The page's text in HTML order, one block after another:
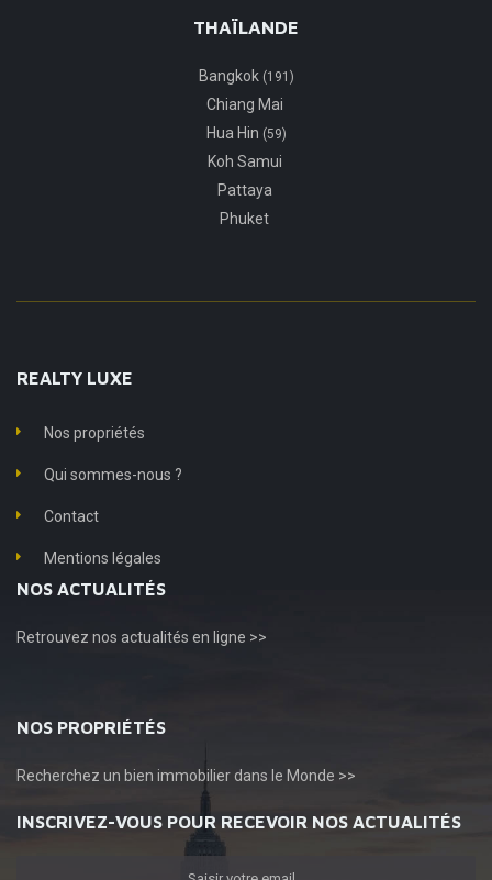
THAÏLANDE
Bangkok (191)
Chiang Mai
Hua Hin (59)
Koh Samui
Pattaya
Phuket
REALTY LUXE
Nos propriétés
Qui sommes-nous ?
Contact
Mentions légales
NOS ACTUALITÉS
Retrouvez nos actualités en ligne >>
NOS PROPRIÉTÉS
Recherchez un bien immobilier dans le Monde >>
INSCRIVEZ-VOUS POUR RECEVOIR NOS ACTUALITÉS